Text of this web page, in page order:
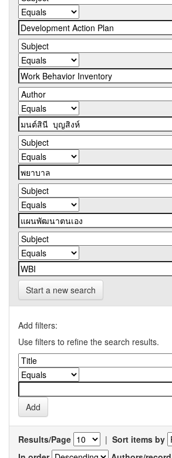
Start a new search
Add filters:
Use filters to refine the search results.
Results/Page | Sort items by